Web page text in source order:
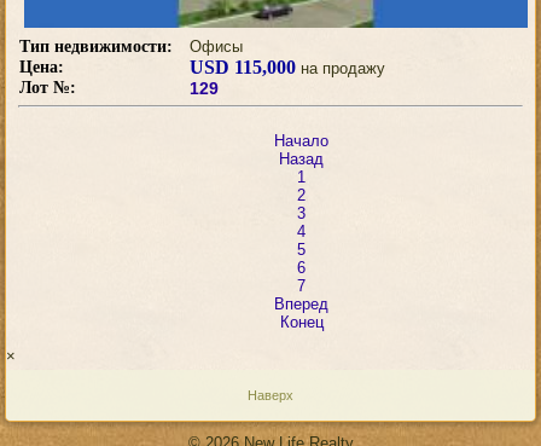
Тип недвижимости:
Офисы
Цена:
USD 115,000 на продажу
Лот №:
129
Начало
Назад
1
2
3
4
5
6
7
Вперед
Конец
×
Наверх